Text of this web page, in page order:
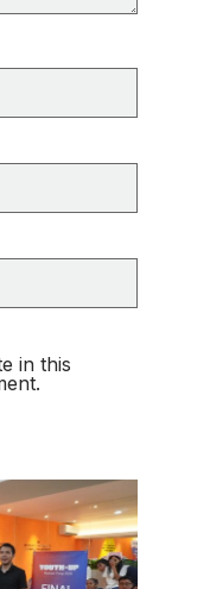
in this